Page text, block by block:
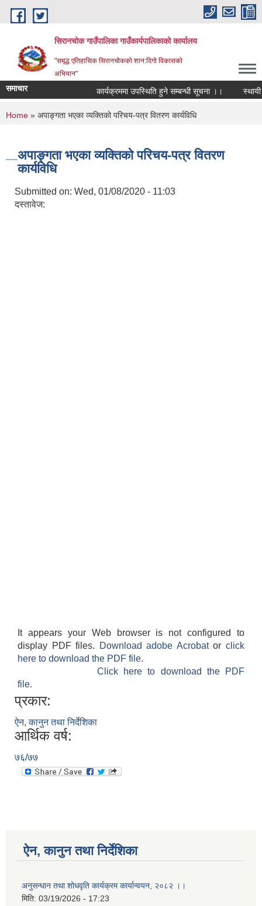
Skip to main content
सिरानचोक गाउँपालिका गाउँकार्यपालिकाको कार्यालय
"समृद्ध एतिहासिक सिरानचोकको शान:दिगो विकासको
अभियान"
समाचार कार्यक्रममा उपस्थिति हुने सम्बन्धी सूचना ।। स्थायी
You are here
Home » अपाङ्गता भएका व्यक्तिको परिचय-पत्र वितरण कार्यविधि
अपाङ्गता भएका व्यक्तिको परिचय-पत्र वितरण
कार्यविधि
Submitted on: Wed, 01/08/2020 - 11:03
दस्तावेज:
It appears your Web browser is not configured to
display PDF files.
Download adobe Acrobatorclick
here to download the PDF file.
Click here to download the PDF
file.
प्रकार:
ऐन, कानुन तथा निर्देशिका
आर्थिक वर्ष:
७६/७७
ऐन, कानुन तथा निर्देशिका
अनुसन्धान तथा शोधवृति कार्यक्रम कार्यान्वयन, २०८२ ।।
मिति: 03/19/2026 - 17:23